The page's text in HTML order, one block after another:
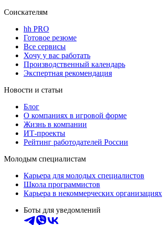
Соискателям
hh PRO
Готовое резюме
Все сервисы
Хочу у вас работать
Производственный календарь
Экспертная рекомендация
Новости и статьи
Блог
О компаниях в игровой форме
Жизнь в компании
ИТ-проекты
Рейтинг работодателей России
Молодым специалистам
Карьера для молодых специалистов
Школа программистов
Карьера в некоммерческих организациях
Боты для уведомлений